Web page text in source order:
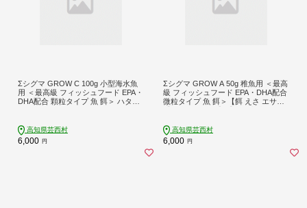
Σシグマ GROW C 100g 小型海水魚
用 ＜最高級 フィッシュフード EPA・
DHA配合 顆粒タイプ 魚 餌＞ ハタタ
【水槽/熱帯魚/観賞魚/飼育】【生
体】【アクアリウム/あくありうむ】
高知県芸西村
6,000 円
Σシグマ GROW A 50g 稚魚用 ＜最高
級 フィッシュフード EPA・DHA配合
微粒タイプ 魚 餌＞【餌 えさ エサ】
あくありうむ】
高知県芸西村
6,000 円